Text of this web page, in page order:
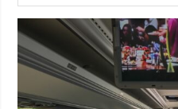
AUTOCAR
PARA
GRUPOS
GRANDES
ES